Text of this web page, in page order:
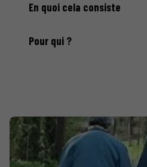
En quoi cela consiste
Pour qui ?